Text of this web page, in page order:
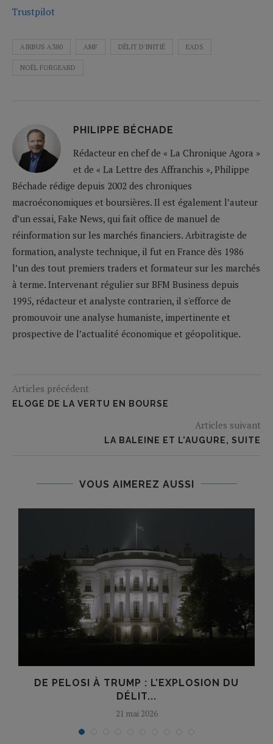
Trustpilot
AIRBUS A380 AMF DÉLIT D'INITIÉ EADS
NOËL FORGEARD
PHILIPPE BÉCHADE
Rédacteur en chef de « La Chronique Agora »
et de « La Lettre des Affranchis », Philippe
Béchade rédige depuis 2002 des chroniques
macroéconomiques et boursières. Il est également l’auteur
d’un essai, Fake News, qui fait office de manuel de
réinformation sur les marchés financiers. Arbitragiste de
formation, analyste technique, il fut en France dès 1986
l’un des tout premiers traders et formateur sur les marchés
à terme. Intervenant régulier sur BFM Business depuis
1995, rédacteur et analyste contrarien, il s'efforce de
promouvoir une analyse humaniste, impertinente et
prospective de l’actualité économique et géopolitique.
Articles précédent
ELOGE DE LA VERTU EN BOURSE
Articles suivant
LA BALEINE ET L'AUGURE, SUITE
VOUS AIMEREZ AUSSI
DE PELOSI À TRUMP : L’EXPLOSION DU
DÉLIT...
21 mai 2026